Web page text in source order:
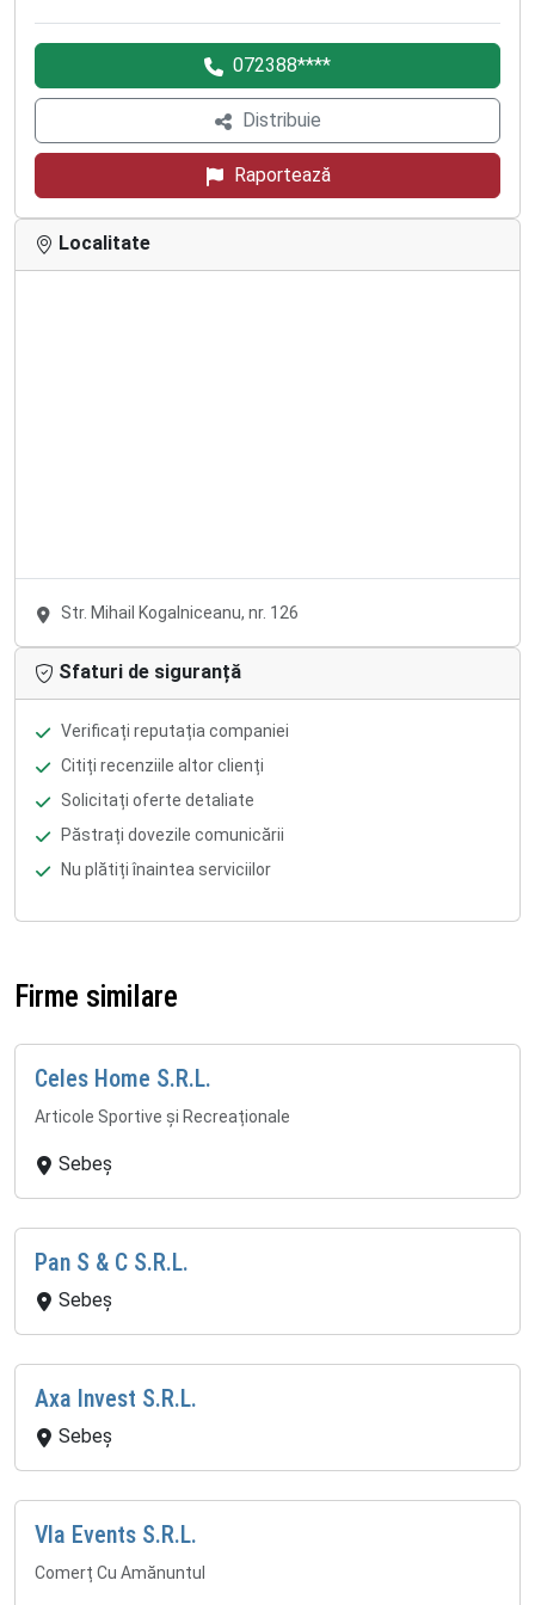
072388****
Distribuie
Raportează
Localitate
Str. Mihail Kogalniceanu, nr. 126
Sfaturi de siguranță
Verificați reputația companiei
Citiți recenziile altor clienți
Solicitați oferte detaliate
Păstrați dovezile comunicării
Nu plătiți înaintea serviciilor
Firme similare
Celes Home S.R.L.
Articole Sportive și Recreaționale
Sebeș
Pan S & C S.R.L.
Sebeș
Axa Invest S.R.L.
Sebeș
Vla Events S.R.L.
Comerț Cu Amănuntul